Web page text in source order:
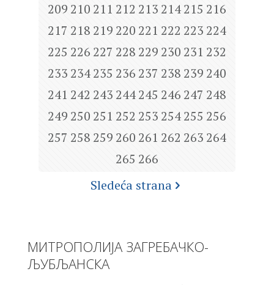
209 210 211 212 213 214215 216
217 218 219 220 221 222 223 224
225 226 227 228 229 230 231 232
233 234235 236 237 238 239 240
241 242 243 244245 246 247 248
249 250 251 252 253 254255 256
257 258 259 260 261 262 263 264
265 266
Sledeća strana
МИТРОПОЛИЈА ЗАГРЕБАЧКО-
ЉУБЉАНСКА